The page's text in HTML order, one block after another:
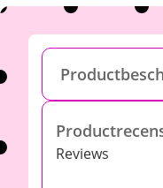
Reviews